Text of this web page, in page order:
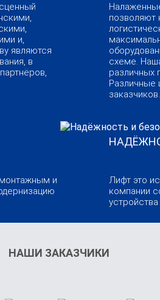
и,
являются
в
позволяют
схеме.
различных
Различные
заказчиков.
и
Лифт это
компании
НАШИ ЗАКАЗЧИКИ